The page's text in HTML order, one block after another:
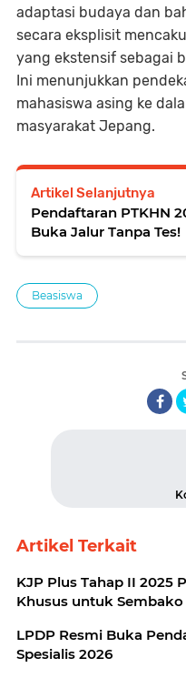
adaptasi budaya dan
secara eksplisit
yang ekstensif sebagai
Ini menunjukkan
mahasiswa asing ke
masyarakat Jepang.
Artikel Selanjutnya
Pendaftaran PTKHN
Buka Jalur Tanpa Tes!
Beasiswa
Artikel Terkait
KJP Plus Tahap II 2025
Khusus untuk
LPDP Resmi Buka
Spesialis 2026